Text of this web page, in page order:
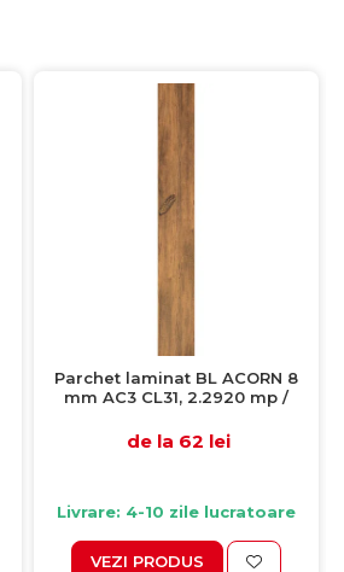
Parchet laminat BL ACORN 8
mm AC3 CL31, 2.2920 mp /
de la 62 lei
Livrare: 4-10 zile lucratoare
VEZI PRODUS